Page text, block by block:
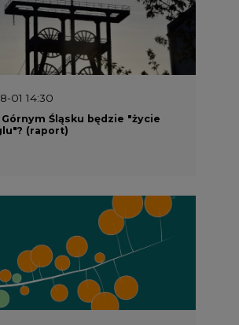
01 14:30
Górnym Śląsku będzie "życie
(raport)